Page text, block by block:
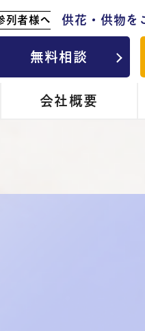
列者様へ 供花・供物を
無料相談
会社概要